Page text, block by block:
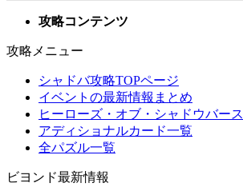
攻略コンテンツ
攻略メニュー
シャドバ攻略TOPページ
イベントの最新情報まとめ
ヒーローズ・オブ・シャドウバー
アディショナルカード一覧
全パズル一覧
ビヨンド最新情報